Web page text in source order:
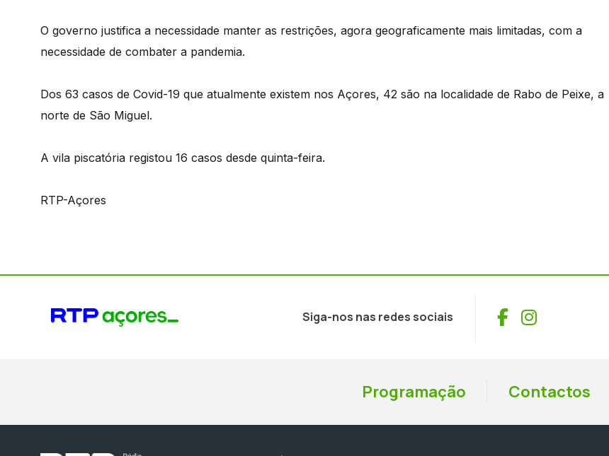
O governo justifica a necessidade manter as restrições, agora geograficamente mais limitadas, com a
necessidade de combater a pandemia.
Dos 63 casos de Covid-19 que atualmente existem nos Açores, 42 são na localidade de Rabo de Peixe, a
norte de São Miguel.
A vila piscatória registou 16 casos desde quinta-feira.
RTP-Açores
Siga-nos nas redes sociais Facebook
Instagram
Programação Contactos